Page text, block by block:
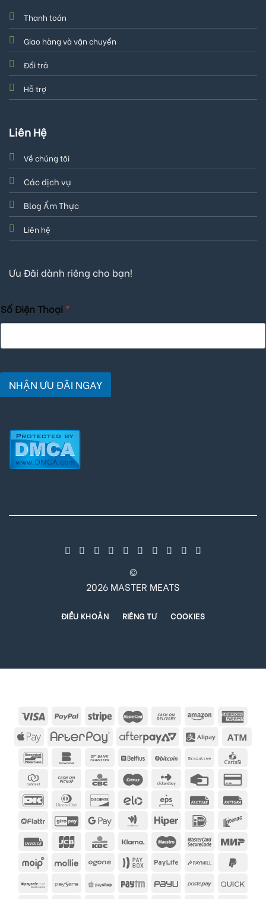
Thanh toán
Giao hàng và vận chuyển
Đổi trả
Hỗ trợ
Liên Hệ
Về chúng tôi
Các dịch vụ
Blog Ẩm Thực
Liên hệ
Ưu Đãi dành riêng cho bạn!
Số Điện Thoại *
NHẬN ƯU ĐÃI NGAY
©
2026 MASTER MEATS
ĐIỀU KHOẢN RIÊNG TƯ COOKIES